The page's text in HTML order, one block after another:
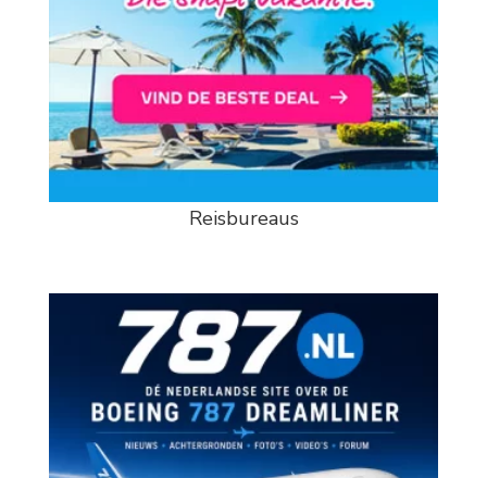
Reisbureaus